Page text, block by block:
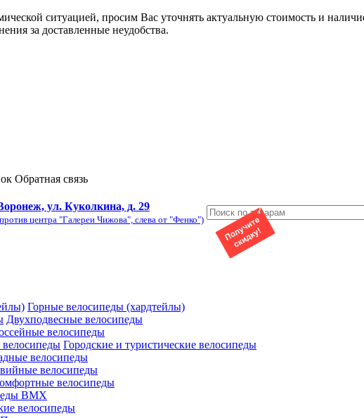
ситуацией, просим Вас уточнять актуальную стоимость и
за доставленные неудобства.
Обратная связь
ул. Куколкина, д. 29
центра "Галереи Чижова", слева от "Фенко")
Горные велосипеды (хардтейлы)
Двухподвесные велосипеды
велосипеды
Городские и туристические велосипеды
велосипеды
велосипеды
велосипеды
BMX
велосипеды